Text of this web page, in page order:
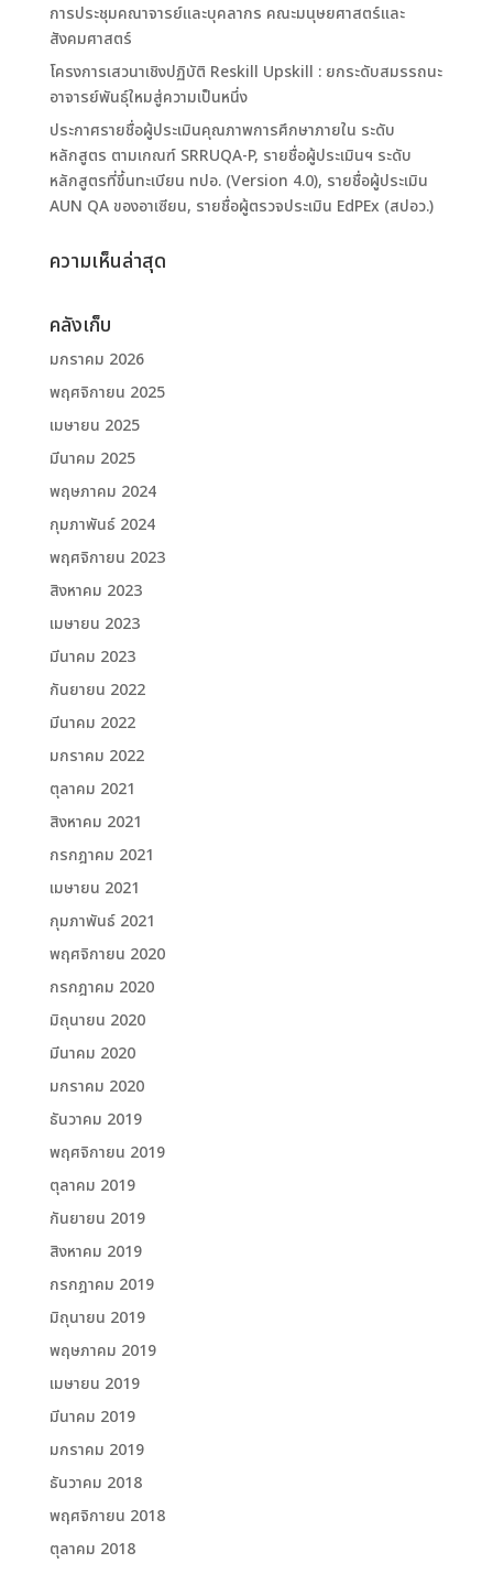
การประชุมคณาจารย์และบุคลากร คณะมนุษยศาสตร์และ
สังคมศาสตร์
โครงการเสวนาเชิงปฏิบัติ Reskill Upskill : ยกระดับสมรรถนะ
อาจารย์พันธุ์ใหมสู่ความเป็นหนึ่ง
ประกาศรายชื่อผู้ประเมินคุณภาพการศึกษาภายใน ระดับ
หลักสูตร ตามเกณฑ์ SRRUQA-P, รายชื่อผู้ประเมินฯ ระดับ
หลักสูตรที่ขึ้นทะเบียน ทปอ. (Version 4.0), รายชื่อผู้ประเมิน
AUN QA ของอาเซียน, รายชื่อผู้ตรวจประเมิน EdPEx (สปอว.)
ความเห็นล่าสุด
คลังเก็บ
มกราคม 2026
พฤศจิกายน 2025
เมษายน 2025
มีนาคม 2025
พฤษภาคม 2024
กุมภาพันธ์ 2024
พฤศจิกายน 2023
สิงหาคม 2023
เมษายน 2023
มีนาคม 2023
กันยายน 2022
มีนาคม 2022
มกราคม 2022
ตุลาคม 2021
สิงหาคม 2021
กรกฎาคม 2021
เมษายน 2021
กุมภาพันธ์ 2021
พฤศจิกายน 2020
กรกฎาคม 2020
มิถุนายน 2020
มีนาคม 2020
มกราคม 2020
ธันวาคม 2019
พฤศจิกายน 2019
ตุลาคม 2019
กันยายน 2019
สิงหาคม 2019
กรกฎาคม 2019
มิถุนายน 2019
พฤษภาคม 2019
เมษายน 2019
มีนาคม 2019
มกราคม 2019
ธันวาคม 2018
พฤศจิกายน 2018
ตุลาคม 2018